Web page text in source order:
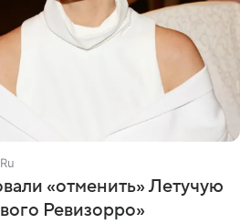
«отменить» Летучую
Ревизорро»